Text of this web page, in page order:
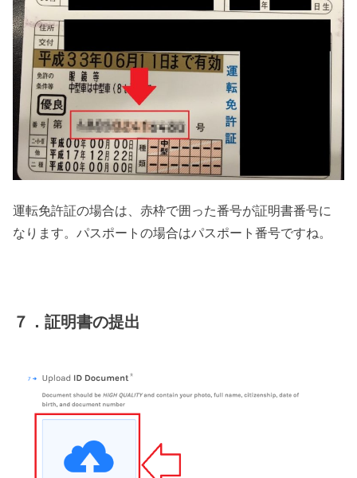
運転免許証の場合は、赤枠で囲った番号が証明書番号に
なります。パスポートの場合はパスポート番号ですね。
７．証明書の提出